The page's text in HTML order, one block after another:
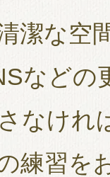
潔な空
などの
なけれ
練習を